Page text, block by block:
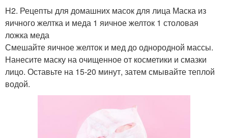
H2. Рецепты для домашних масок для лица Маска из
яичного желтка и меда 1 яичное желток 1 столовая
ложка меда
Смешайте яичное желток и мед до однородной массы.
Нанесите маску на очищенное от косметики и смазки
лицо. Оставьте на 15-20 минут, затем смывайте теплой
водой.